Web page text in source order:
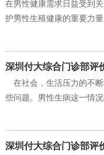
在男性健康需求日益受到
护男性生殖健康的重要力
深圳付大综合门诊部评
在社会，生活压力的不
些问题。男性生病这一情
朋友们就应该以自身健康
深圳付大综合门诊部评